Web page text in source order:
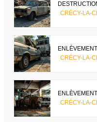
CRÉCY-LA-
CRÉCY-LA-
CRÉCY-LA-